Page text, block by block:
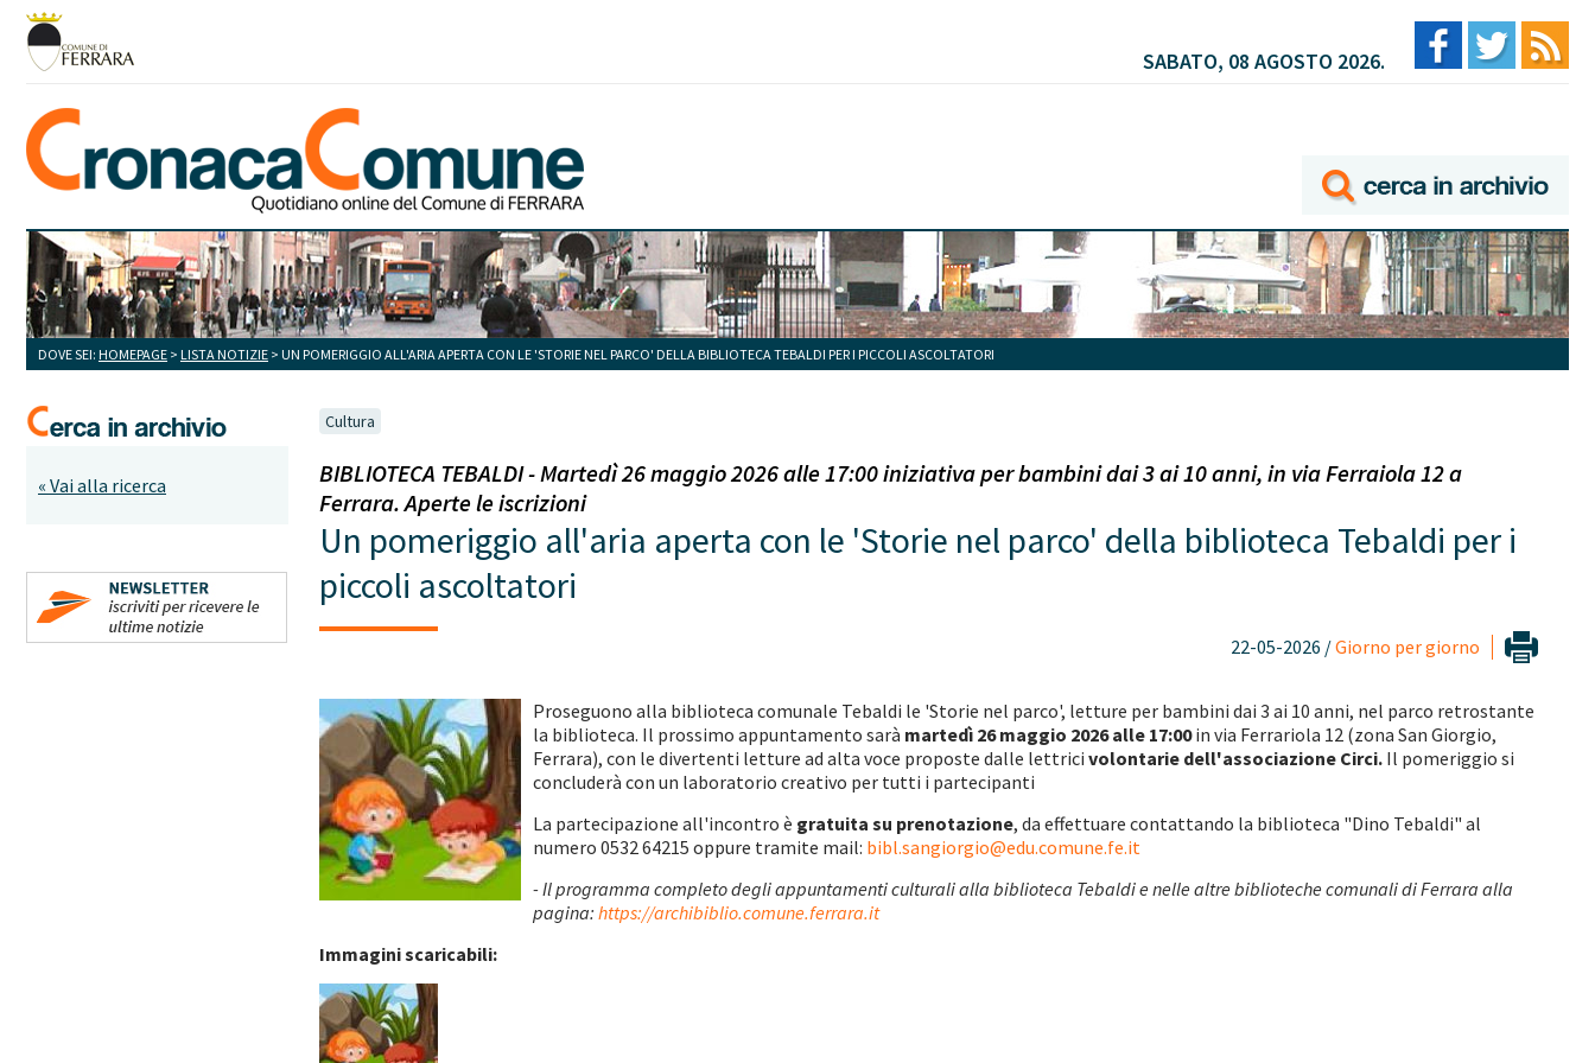
SABATO, 08 AGOSTO 2026.
DOVE SEI: HOMEPAGE > LISTA NOTIZIE > UN POMERIGGIO ALL'ARIA APERTA CON LE 'STORIE NEL PARCO' DELLA BIBLIOTECA TEBALDI PER I PICCOLI ASCOLTATORI
« Vai alla ricerca
Cultura
BIBLIOTECA TEBALDI - Martedì 26 maggio 2026 alle 17:00 iniziativa per bambini dai 3 ai 10 anni, in via Ferraiola 12 a
Ferrara. Aperte le iscrizioni
Un pomeriggio all'aria aperta con le 'Storie nel parco' della biblioteca Tebaldi per i
piccoli ascoltatori
22-05-2026 /Giorno per giorno
Proseguono alla biblioteca comunale Tebaldi le 'Storie nel parco', letture per bambini dai 3 ai 10 anni, nel parco retrostante
la biblioteca. Il prossimo appuntamento sarà martedì 26 maggio 2026 alle 17:00in via Ferrariola 12 (zona San Giorgio,
Ferrara), con le divertenti letture ad alta voce proposte dalle lettrici volontarie dell'associazione Circi. Il pomeriggio si
concluderà con un laboratorio creativo per tutti i partecipanti
La partecipazione all'incontro è gratuita su prenotazione, da effettuare contattando la biblioteca "Dino Tebaldi" al
numero 0532 64215 oppure tramite mail: bibl.sangiorgio@edu.comune.fe.it
- Il programma completo degli appuntamenti culturali alla biblioteca Tebaldi e nelle altre biblioteche comunali di Ferrara alla
pagina: https://archibiblio.comune.ferrara.it
Immagini scaricabili: